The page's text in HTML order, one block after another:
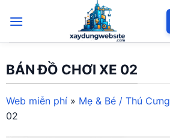
qua
BÁN ĐỒ CHƠI XE 02
Web miễn phí » Mẹ & Bé / Thú Cưng
02